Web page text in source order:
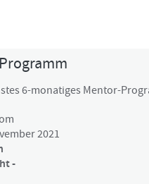
6-monatiges Mentor-
2021
-